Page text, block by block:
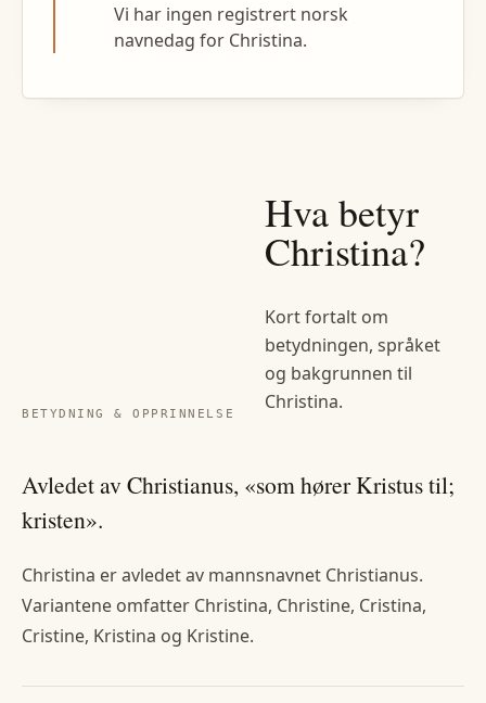
Vi har ingen registrert norsk
navnedag for Christina.
BETYDNING & OPPRINNELSE
Hva betyr
Christina?
Kort fortalt om
betydningen, språket
og bakgrunnen til
Christina.
Avledet av Christianus, «som hører Kristus til;
kristen».
Christina er avledet av mannsnavnet Christianus.
Variantene omfatter Christina, Christine, Cristina,
Cristine, Kristina og Kristine.